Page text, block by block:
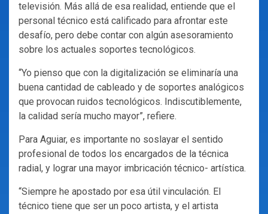
televisión. Más allá de esa realidad, entiende que el
personal técnico está calificado para afrontar este
desafío, pero debe contar con algún asesoramiento
sobre los actuales soportes tecnológicos.
“Yo pienso que con la digitalización se eliminaría una
buena cantidad de cableado y de soportes analógicos
que provocan ruidos tecnológicos. Indiscutiblemente,
la calidad sería mucho mayor”, refiere.
Para Aguiar, es importante no soslayar el sentido
profesional de todos los encargados de la técnica
radial, y lograr una mayor imbricación técnico- artística.
“Siempre he apostado por esa útil vinculación. El
técnico tiene que ser un poco artista, y el artista